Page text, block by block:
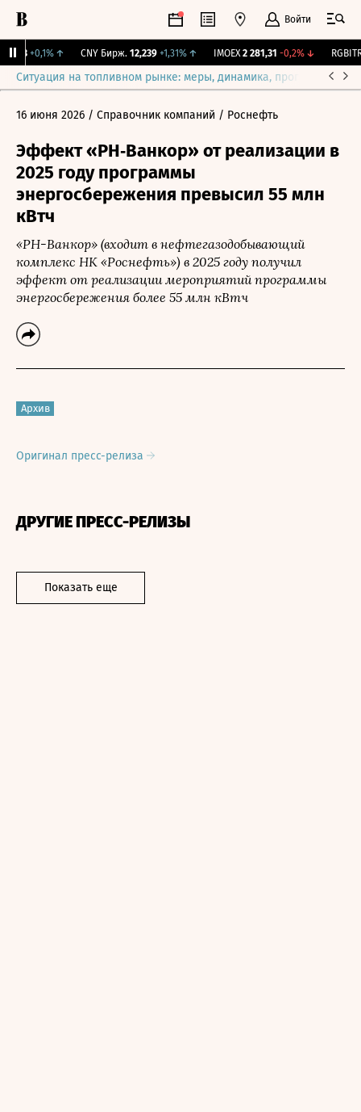
Войти
+0,1% ↑ CNY Бирж. 12,239 +1,31% ↑ IMOEX 2 281,31 -0,2%↓ RGBITR
Ситуация на топливном рынке: меры, динамика, прогнозы
16 июня 2026 / Справочник компаний / Роснефть
Эффект «РН‑Ванкор» от реализации в
2025 году программы
энергосбережения превысил 55 млн
кВтч
«РН-Ванкор» (входит в нефтегазодобывающий
комплекс НК «Роснефть») в 2025 году получил
эффект от реализации мероприятий программы
энергосбережения более 55 млн кВтч
Архив
Оригинал пресс-релиза
ДРУГИЕ ПРЕСС-РЕЛИЗЫ
Показать еще